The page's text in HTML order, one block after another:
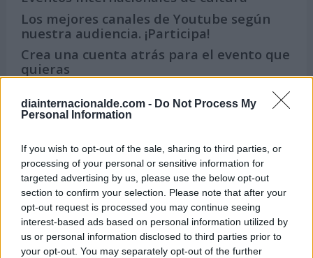
diainternacionalde.com - Do Not Process My
Personal Information
If you wish to opt-out of the sale, sharing to third parties, or
processing of your personal or sensitive information for
targeted advertising by us, please use the below opt-out
section to confirm your selection. Please note that after your
opt-out request is processed you may continue seeing
interest-based ads based on personal information utilized by
us or personal information disclosed to third parties prior to
your opt-out. You may separately opt-out of the further
Los mejores canales de Youtube según
nuestra audiencia. ¡Participa!
Crea una cuenta atrás para el evento que
quieras
Calendarios
Calendario Laboral por municipios
(España)
Calendario Laboral (España) 2026